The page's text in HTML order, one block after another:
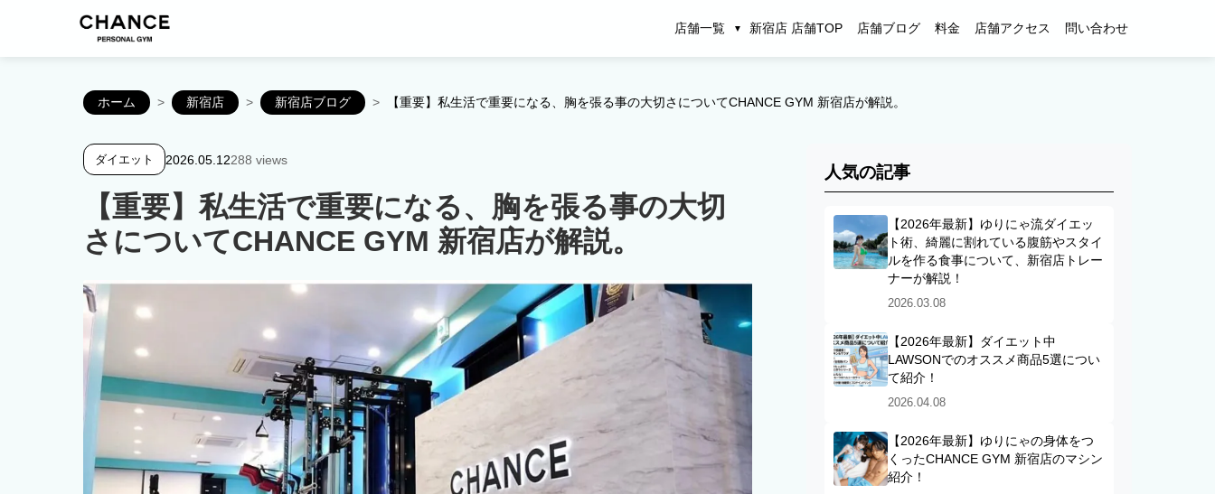
店舗一覧 新宿店 店舗TOP 店舗ブログ 料金 店舗アクセス 問い合わせ
ホーム > 新宿店 > 新宿店ブログ > 【重要】私生活で重要になる、胸を張る事の大切さについてCHANCE GYM 新宿店が解説。
ダイエット 2026.05.12288 views
【重要】私生活で重要になる、胸を張る事の大切
さについてCHANCE GYM 新宿店が解説。
人気の記事
【2026年最新】ゆりにゃ流ダイエッ
ト術、綺麗に割れている腹筋やスタイ
ルを作る食事について、新宿店トレー
ナーが解説！
2026.03.08
【2026年最新】ダイエット中
LAWSONでのオススメ商品5選につい
て紹介！
2026.04.08
【2026年最新】ゆりにゃの身体をつ
くったCHANCE GYM 新宿店のマシン
紹介！